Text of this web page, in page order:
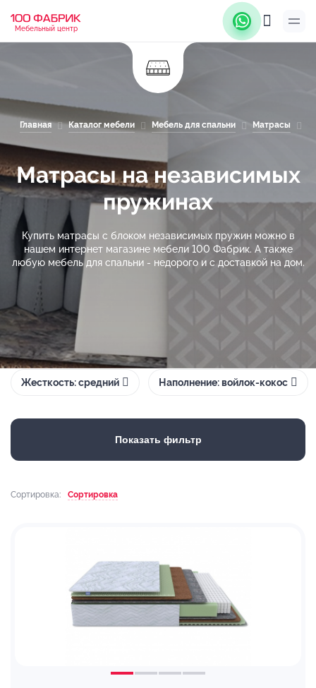
Мебельный центр
Главная Каталог мебели Мебель для спальни Матрасы
Матрасы на независимых
пружинах
Купить матрасы с блоком независимых пружин можно в
нашем интернет магазине мебели 100 Фабрик. А также
любую мебель для спальни - недорого и с доставкой на дом.
Жесткость: средний Наполнение: войлок-кокос
Показать фильтр
Сортировка: Сортировка